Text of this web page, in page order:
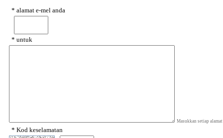
* alamat e-mel anda
* untuk
Masukkan setiap
* Kod keselamatan